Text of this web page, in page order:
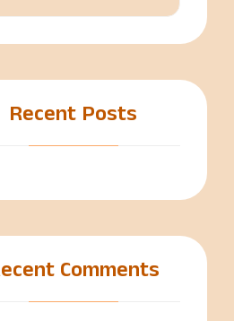
Recent Posts
Comments